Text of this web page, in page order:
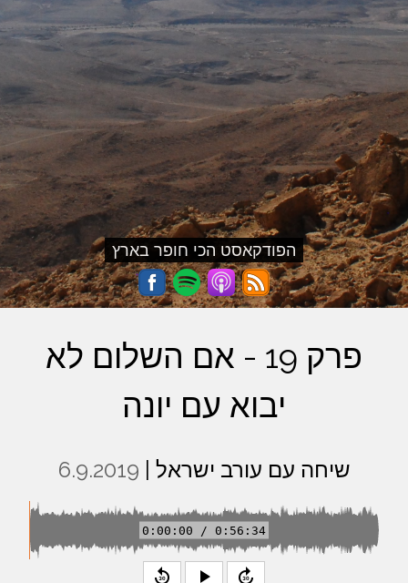
הפודקאסט הכי חופר בארץ
פרק 19 - אם השלום לא
יבוא עם יונה
שיחה עם עורב ישראל | 6.9.2019
0:00:00 / 0:56:34
replay_30 play_arrow forward_30